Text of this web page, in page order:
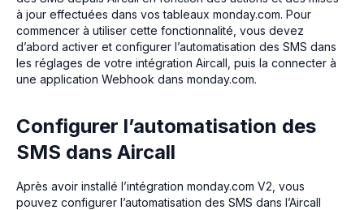
à jour effectuées dans vos tableaux monday.com. Pour
commencer à utiliser cette fonctionnalité, vous devez
d’abord activer et configurer l’automatisation des SMS dans
les réglages de votre intégration Aircall, puis la connecter à
une application Webhook dans monday.com.
Configurer l’automatisation des
SMS dans Aircall
Après avoir installé l’intégration monday.com V2, vous
pouvez configurer l’automatisation des SMS dans l’Aircall